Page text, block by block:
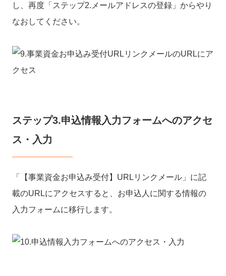
し、再度「ステップ2.メールアドレスの登録」からやり
なおしてください。
ステップ3.申込情報入力フォームへのアクセ
ス・入力
「【事業資金お申込み受付】URLリンクメール」に記
載のURLにアクセスすると、お申込人に関する情報の
入力フォームに移行します。